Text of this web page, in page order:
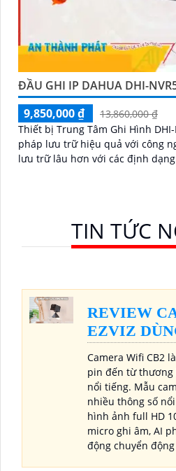
ĐẦU GHI IP DAHUA DHI-
9,850,000 ₫
13,860,000 ₫
Thiết bị Trung Tâm Ghi Hình
pháp lưu trữ hiệu quả với công
lưu trữ lâu hơn với các định dạng
TIN TỨC
REVIEW
EZVIZ
Camera Wifi CB2
pin đến từ thương
nổi tiếng. Mẫu
nhiều thông số
hình ảnh full HD
micro ghi âm, AI
động chuyển